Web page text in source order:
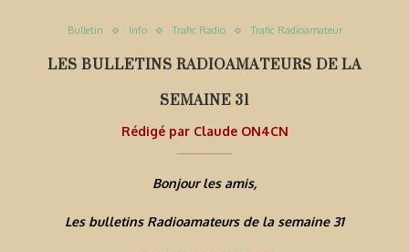
Bulletin Info Trafic Radio Trafic Radioamateur
LES BULLETINS RADIOAMATEURS DE LA
SEMAINE 31
Rédigé par Claude ON4CN
Bonjour les amis,
Les bulletins Radioamateurs de la semaine 31